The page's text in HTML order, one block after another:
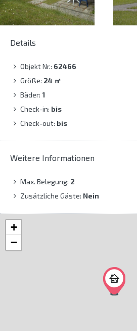
Details
Objekt Nr.: 62466
Größe: 24 ㎡
Bäder: 1
Check-in: bis
Check-out: bis
Weitere Informationen
Max. Belegung: 2
Zusätzliche Gäste: Nein
+
−